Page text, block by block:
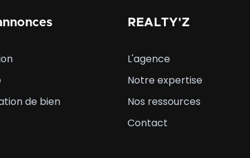
de bien
REALTY'Z
L'agence
Notre expertise
Nos ressources
Contact